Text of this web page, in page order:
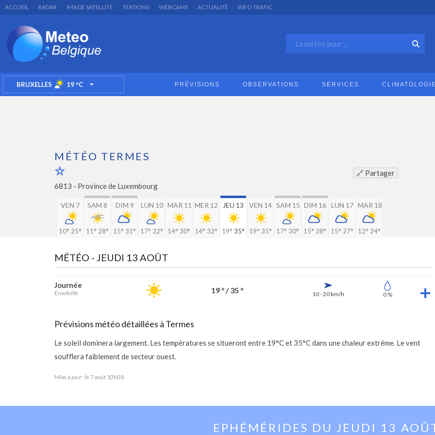
ACCUEIL RADAR IMAGE SATELLITE STATIONS WEBCAMS ACTUALITÉ INFO TRAFIC
BRUXELLES 19°C TOGGLE DROPDOWN PRÉVISIONS OBSERVATIONS SERVICES
MÉTÉO TERMES
🔗 Partager
6813 - Province de Luxembourg
VEN 7
10° 25°
SAM 8
11° 28°
DIM 9
15° 31°
LUN 10
17° 32°
MAR 11
14° 30°
MER 12
14° 32°
JEU 13
19° 35°
VEN 14
19° 35°
SAM 15
17° 30°
DIM 16
15° 28°
LUN 17
15° 27°
MAR 18
12° 24°
MÉTÉO - JEUDI 13 AOÛT
Journée
Ensoleillé 19 ° / 35 ° 10 - 20 km/h 0 %
Prévisions météo détaillées à Termes
Le soleil dominera largement. Les températures se situeront entre 19°C et 35°C dans une chaleur extrême. Le vent
soufflera faiblement de secteur ouest.
Mise à jour : le 7 août 10h08
EPHÉMÉRIDES DU JEUDI 13